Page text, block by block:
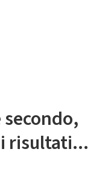
risultati...